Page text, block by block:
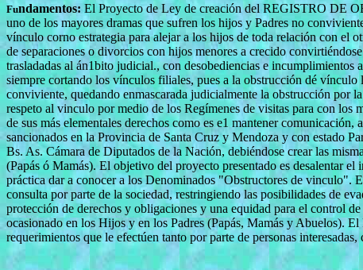
Fundamentos: El Proyecto de Ley de creación del REGISTRO DE
uno de los mayores dramas que sufren los hijos y Padres no
vínculo corno estrategia para alejar a los hijos de toda relación con el
de separaciones o divorcios con hijos menores a crecido
trasladadas al án1bito judicial., con desobediencias e incumplimientos
siempre cortando los vínculos filiales, pues a la obstrucción dé
conviviente, quedando enmascarada judicialmente la obstrucción por
respeto al vinculo por medio de los Regímenes de visitas para con los
de sus más elementales derechos como es e1 mantener
sancionados en la Provincia de Santa Cruz y Mendoza y con estado
Bs. As. Cámara de Diputados de la Nación, debiéndose crear las
(Papás ó Mamás). El objetivo del proyecto presentado es desalentar
práctica dar a conocer a los Denominados "Obstructores de vinculo".
consulta por parte de la sociedad, restringiendo las posibilidades de
protección de derechos y obligaciones y una equidad para el control
ocasionado en los Hijos y en los Padres (Papás, Mamás y Abuelos).
requerimientos que le efectúen tanto por parte de personas